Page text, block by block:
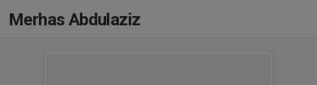
Merhas Abdulaziz